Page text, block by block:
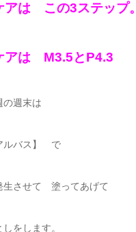
アは この3ステップ。
アは M3.5とP4.3
の週末は
ルバス】 で
生させて 塗ってあげて
をします。